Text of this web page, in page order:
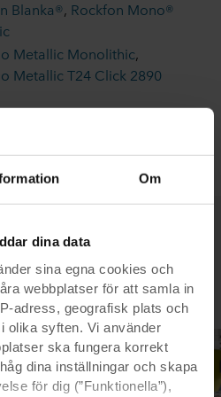
Om
dina data
sina egna cookies och
webbplatser för att samla in
adress, geografisk plats och
olika syften. Vi använder
ska fungera korrekt
dina inställningar och skapa
för dig (”Funktionella”),
Blanka®, Rockfon Mono®
Metallic Monolithic,
Metallic T24 Click 2890
fallstudier